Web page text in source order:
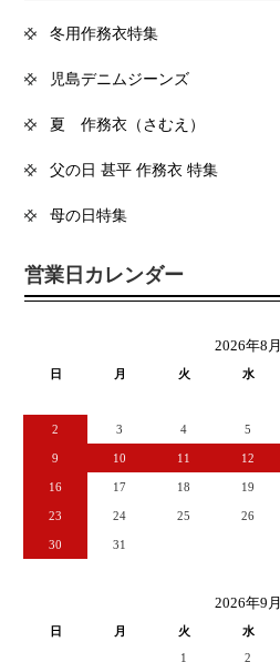
冬用作務衣特集
児島デニムジーンズ
夏 作務衣（さむえ）
父の日 甚平 作務衣 特集
母の日特集
営業日カレンダー
2026年8月
日 月 火 水
2 3 4 5
9 10 11 12
16 17 18 19
23 24 25 26
30 31
2026年9月
日 月 火 水
1
2